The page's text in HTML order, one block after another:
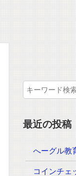
最近の投稿